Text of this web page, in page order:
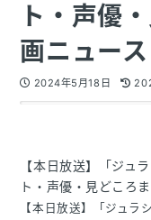
ト・声優
画ニュー
2024年5月18日
【本日放送】「ジュ
ト・声優・見どころ
【本日放送】「ジュラ